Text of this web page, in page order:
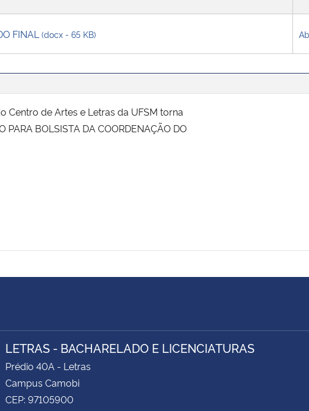
FINAL (docx - 65 KB)
Centro de Artes e Letras da UFSM torna
BOLSISTA DA COORDENAÇÃO DO
LETRAS - BACHARELADO E LICENCIATURAS
Prédio 40A - Letras
Campus Camobi
CEP: 97105900